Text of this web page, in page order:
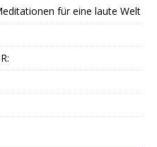
für eine laute Welt